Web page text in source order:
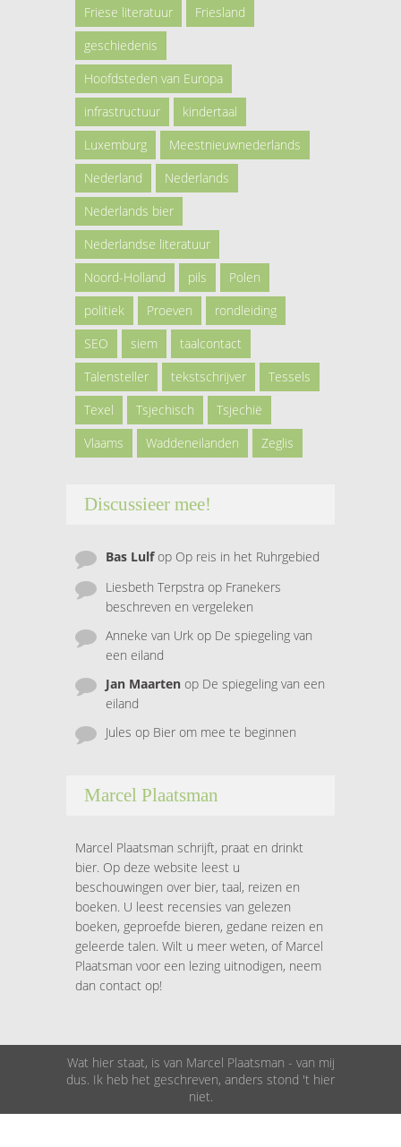
Friese literatuur
Friesland
geschiedenis
Hoofdsteden van Europa
infrastructuur
kindertaal
Luxemburg
Meestnieuwnederlands
Nederland
Nederlands
Nederlands bier
Nederlandse literatuur
Noord-Holland
pils
Polen
politiek
Proeven
rondleiding
SEO
siem
taalcontact
Talensteller
tekstschrijver
Tessels
Texel
Tsjechisch
Tsjechië
Vlaams
Waddeneilanden Zeglis
Discussieer mee!
Bas Lulfop Op reis in het Ruhrgebied
Liesbeth Terpstra op Franekers
beschreven en vergeleken
Anneke van Urk op De spiegeling van
een eiland
Jan Maarten op De spiegeling van een
eiland
Jules op Bier om mee te beginnen
Marcel Plaatsman
Marcel Plaatsman schrijft, praat en drinkt
bier. Op deze website leest u
beschouwingen over bier, taal, reizen en
boeken. U leest recensies van gelezen
boeken, geproefde bieren, gedane reizen en
geleerde talen. Wilt u meer weten, of Marcel
Plaatsman voor een lezing uitnodigen, neem
dan contact op!
Wat hier staat, is van Marcel Plaatsman - van mij
dus. Ik heb het geschreven, anders stond 't hier
niet.